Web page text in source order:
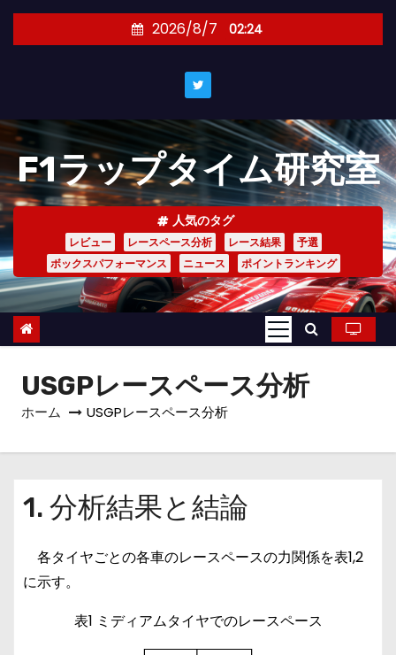
キ
ッ
プ
2026/8/7 02:24
F1ラップタイム研究室
人気のタグ
レビュー レースペース分析 レース結果
予選
ボックスパフォーマンス
ニュース ポイントランキング
USGPレースペース分析
ホーム USGPレースペース分析
1. 分析結果と結論
各タイヤごとの各車のレースペースの力関係を表1,2
に示す。
表1 ミディアムタイヤでのレースペース